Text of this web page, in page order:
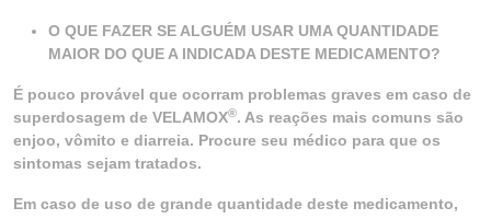
O QUE FAZER SE ALGUÉM USAR UMA QUANTIDADE
MAIOR DO QUE A INDICADA DESTE MEDICAMENTO?
É pouco provável que ocorram problemas graves em caso de
superdosagem de VELAMOX®. As reações mais comuns são
enjoo, vômito e diarreia. Procure seu médico para que os
sintomas sejam tratados.
Em caso de uso de grande quantidade deste medicamento,